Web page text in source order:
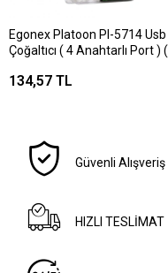
Egonex Platoon Pl-5714 Usb
Çoğaltıcı ( 4 Anahtarlı Port ) (
134,57 TL
Güvenli Alışveriş
HIZLI TESLİMAT